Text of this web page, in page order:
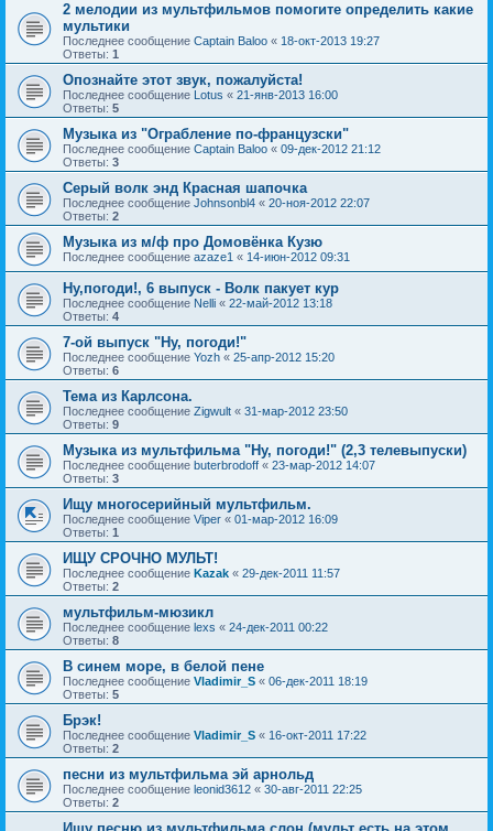
2 мелодии из мультфильмов помогите определить какие
мультики
Последнее сообщение Captain Baloo « 18-окт-2013 19:27
Ответы: 1
Опознайте этот звук, пожалуйста!
Последнее сообщение Lotus « 21-янв-2013 16:00
Ответы: 5
Музыка из "Ограбление по-французски"
Последнее сообщение Captain Baloo « 09-дек-2012 21:12
Ответы: 3
Серый волк энд Красная шапочка
Последнее сообщение Johnsonbl4 « 20-ноя-2012 22:07
Ответы: 2
Музыка из м/ф про Домовёнка Кузю
Последнее сообщение azaze1 « 14-июн-2012 09:31
Ну,погоди!, 6 выпуск - Волк пакует кур
Последнее сообщение Nelli « 22-май-2012 13:18
Ответы: 4
7-ой выпуск "Ну, погоди!"
Последнее сообщение Yozh « 25-апр-2012 15:20
Ответы: 6
Тема из Карлсона.
Последнее сообщение Zigwult « 31-мар-2012 23:50
Ответы: 9
Музыка из мультфильма "Ну, погоди!" (2,3 телевыпуски)
Последнее сообщение buterbrodoff « 23-мар-2012 14:07
Ответы: 3
Ищу многосерийный мультфильм.
Последнее сообщение Viper « 01-мар-2012 16:09
Ответы: 1
ИЩУ СРОЧНО МУЛЬТ!
Последнее сообщение Kazak « 29-дек-2011 11:57
Ответы: 2
мультфильм-мюзикл
Последнее сообщение lexs « 24-дек-2011 00:22
Ответы: 8
В синем море, в белой пене
Последнее сообщение Vladimir_S « 06-дек-2011 18:19
Ответы: 5
Брэк!
Последнее сообщение Vladimir_S « 16-окт-2011 17:22
Ответы: 2
песни из мультфильма эй арнольд
Последнее сообщение leonid3612 « 30-авг-2011 22:25
Ответы: 2